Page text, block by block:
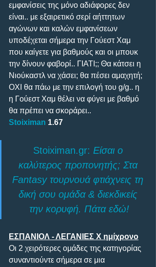
εμφανίσεις της μόνο αδιάφορες δεν
είναι.. με εξαιρετικό σερί αήττητων
αγώνων και καλών εμφανίσεων
υποδέχεται σήμερα την Γούεστ Χαμ
που καίγετε για βαθμούς και οι μπουκ
την δίνουν φαβορί.. ΓΙΑΤΙ;; Θα κάτσει η
Νιούκαστλ να χάσει; θα πέσει αμαχητή;
ΟΧΙ θα πάω με την επιλογή του g/g.. η
η Γούεστ Χαμ θέλει να φύγει με βαθμό
θα πρέπει να σκοράρει..
Stoiximan 1.67
Stoiximan.gr: Είσαι ο
καλύτερος προπονητής; Στα
Fantasy τουρνουά φτιάχνεις τη
δική σου ομάδα & διεκδικείς
την κορυφή. Πάτα εδώ!
ΕΣΠΑΝΙΟΛ - ΛΕΓΑΝΙΕΣ Χ ημίχρονο
Οι 2 χειρότερες ομάδες της κατηγορίας
συναντιούντε σήμερα σε μια